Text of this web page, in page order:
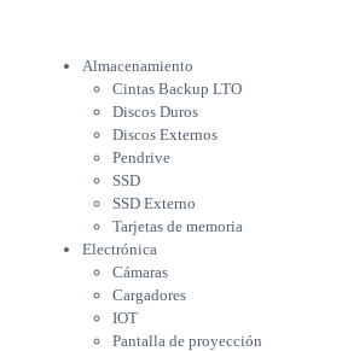
Cámaras
Cargadores
IOT
Pantalla de proyección
Pantallas
Parlantes
Proyectores
Relojes Inteligentes
Televisores
Gaming
Escritorios & Sillas
Hogar
Almacenamiento
Cintas Backup LTO
Discos Duros
Discos Externos
Pendrive
SSD
SSD Externo
Tarjetas de memoria
Electrónica
Cámaras
Cargadores
IOT
Pantalla de proyección